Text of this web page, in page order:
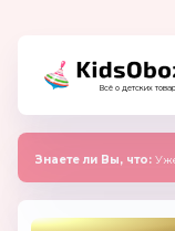
Всё о детских
Знаете ли Вы, что: Уже